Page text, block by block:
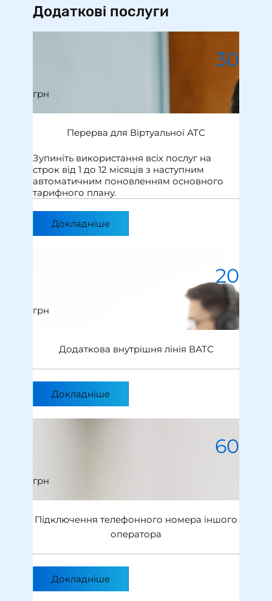
Додаткові послуги
30
грн
Перерва для Віртуальної АТС
Зупиніть використання всіх послуг на
строк від 1 до 12 місяців з наступним
автоматичним поновленням основного
тарифного плану.
Докладніше
20
грн
Додаткова внутрішня лінія ВАТС
Докладніше
60
грн
Підключення телефонного номера іншого
оператора
Докладніше